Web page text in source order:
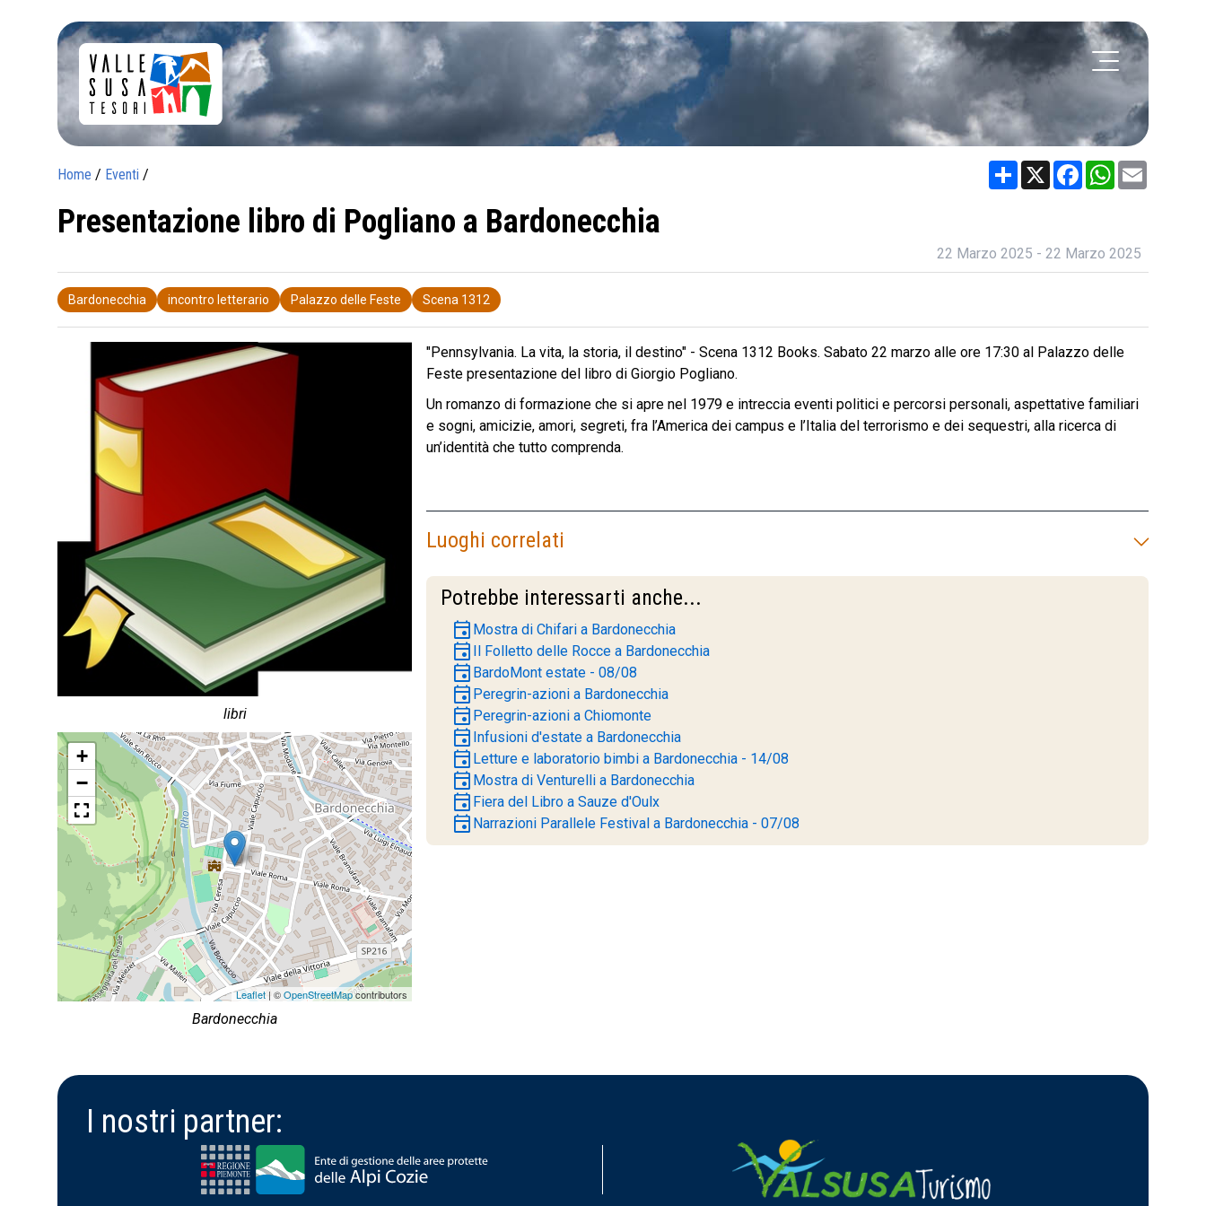
Home / Eventi / Share X FacebookWhatsApp
Presentazione libro di Pogliano a Bardonecchia
22 Marzo 2025 - 22 Marzo 2025
Bardonecchia incontro letterario Palazzo delle Feste Scena 1312
libri
+
−
Leaflet| ©OpenStreetMapcontributors
Bardonecchia
"Pennsylvania. La vita, la storia, il destino" - Scena 1312 Books. Sabato 22 marzo alle ore 17:30 al Palazzo delle
Feste presentazione del libro di Giorgio Pogliano.
Un romanzo di formazione che si apre nel 1979 e intreccia eventi politici e percorsi personali, aspettative familiari
e sogni, amicizie, amori, segreti, fra l’America dei campus e l’Italia del terrorismo e dei sequestri, alla ricerca di
un’identità che tutto comprenda.
Luoghi correlati
Potrebbe interessarti anche...
event Mostra di Chifari a Bardonecchia
event Il Folletto delle Rocce a Bardonecchia
event BardoMont estate - 08/08
event Peregrin-azioni a Bardonecchia
event Peregrin-azioni a Chiomonte
event Infusioni d'estate a Bardonecchia
event Letture e laboratorio bimbi a Bardonecchia - 14/08
event Mostra di Venturelli a Bardonecchia
event Fiera del Libro a Sauze d'Oulx
event Narrazioni Parallele Festival a Bardonecchia - 07/08
I nostri partner: